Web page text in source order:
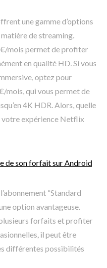
une gamme d’options
de streaming.
mois permet de profiter
en qualité HD. Si vous
optez pour
mois, qui vous permet de
4K HDR. Alors, quelle
expérience Netflix
de son forfait sur Android
“Standard
option avantageuse.
forfaits et profiter
il peut être
différentes possibilités